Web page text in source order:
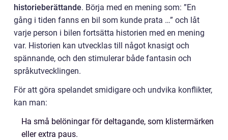
historieberättande. Börja med en mening som: ”En
gång i tiden fanns en bil som kunde prata …” och låt
varje person i bilen fortsätta historien med en mening
var. Historien kan utvecklas till något knasigt och
spännande, och den stimulerar både fantasin och
språkutvecklingen.
För att göra spelandet smidigare och undvika konflikter,
kan man:
Ha små belöningar för deltagande, som klistermärken
eller extra paus.